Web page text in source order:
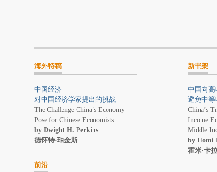
海外特稿
中国经济
对中国经济学家提出的挑战
The Challenge China’s Economy
Pose for Chinese Economists
by Dwight H. Perkins
德怀特·珀金斯
前沿
新书架
中国向高
避免中等
China’s
Income
Middle
by Homi
霍米·卡